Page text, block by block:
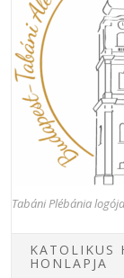
Tabáni Plébánia
KATOLIKUS
HONLAPJA